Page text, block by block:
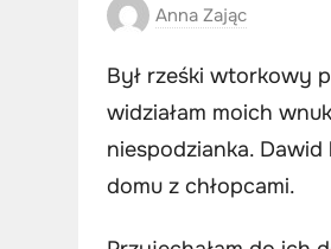
Anna Zając
Był rześki wtorkowy
widziałam moich
niespodzianka.
domu z chłopcami.